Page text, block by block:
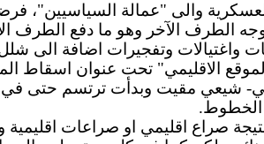
والى "عمالة السياسيين"،
الطرف الآخر وهو ما دفع الطرف
واغتيالات وتفجيرات اضافة الى
الاقليمي" تحت عنوان اسقاط
مقيت وبدأت ترتسم حتى في
الخطوط.
صراع اقليمي او صراعات